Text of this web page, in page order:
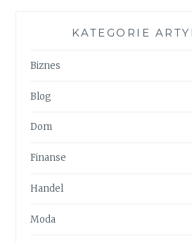
KATEGORIE
Biznes
Blog
Dom
Finanse
Handel
Moda